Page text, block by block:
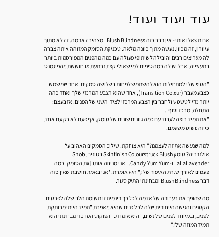
עוד ועוד ועוד!
אם תשאלו אותי - אין דבר כזה Blush Blindness" מצהירה אדמה. זה לא מתוך
עיוורון, זה מכוון. נעשה מתוך כוונה מלאה. טכניקת הסומק המזוהה איתה צברה
לה מעריצים רבים והובילה לשיתופי פעולה עם כמה מהפנים המפורסמות ביותר
בתעשייה, אבל יש לה כמה טיפים למי שאולי קצת נרתעת או חוששת מהפיגמנט.
"הטיפ שלי למתחילות הוא להשתמש לפחות בשלושה סמקים: אחד שמשמש
כצבע מעבר (Transition Colour), אחד שהוא הצבע המרכזי שלך ואחד כהה
יותר כדי לטשטש ולחבר בין הצבע המרכזי לצידו השני של הפנים. אז בעצם:
התחלה, מרכז וסוף".
"את תמיד רוצה לעבוד עם כמה גוונים שונים של סומק, אף פעם לא רק עם אחד,
כי זה פשוט משעמם.
למה שנעשה את זה לעצמנו?" היא צוחקת. שילוב הסמקים האהוב על
אולנדריה? סומק Skinfinish Colourstruck Blush בגוונים Snob,
LaLaLavender ו-Candy Yum Yum. "אני מניחה אותו [את הסומק] כמה
פעמים לאורך שגרת האיפור שלי," היא אומרת. "אני באמת חושבת שאין כזה
דבר Blush Blindness ומבחינתי התיק סגור."
מה שהופך את העבודה של אדמה לכל כך דינמית זו תשומת הלב שלה לפרטים
הקטנים והגישה הייחודית שלה לכל פנים שהיא מאפרת.”תמיד הייתי מרותקת
לפנים, ובמיוחד לפנים של נשים," היא אומרת. "הפוקוס המרכזי מבחינתי הוא
תמיד המוזה שלי."